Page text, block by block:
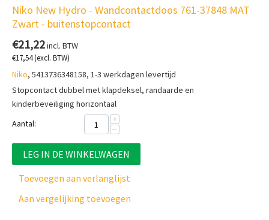
Niko New Hydro - Wandcontactdoos 761-37848 MAT
Zwart - buitenstopcontact
€21,22incl. BTW
€17,54(excl. BTW)
Niko, 5413736348158, 1-3 werkdagen levertijd
Stopcontact dubbel met klapdeksel, randaarde en
kinderbeveiliging horizontaal
Aantal:
+
−
LEG IN DE WINKELWAGEN
Toevoegen aan verlanglijst
Aan vergelijking toevoegen